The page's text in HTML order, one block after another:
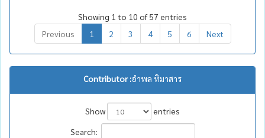
Showing 1 to 10 of 57 entries
Previous
1 2 3 4 5 6 Next
Contributor :อำพล ทิมาสาร
Show
entries
Search: